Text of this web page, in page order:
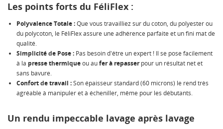
Les points forts du FéliFlex :
Polyvalence Totale :Que vous travailliez sur du coton, du polyester ou
du polycoton, le FéliFlex assure une adhérence parfaite et un fini mat de
qualité.
Simplicité de Pose : Pas besoin d'être un expert ! Il se pose facilement
à la presse thermiqueou aufer à repasserpour un résultat net et
sans bavure.
Confort de travail :Son épaisseur standard (60 microns) le rend très
agréable à manipuler et à écheniller, même pour les débutants.
Un rendu impeccable lavage après lavage